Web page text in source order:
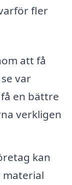
fler
att få
var
en bättre
verkligen
kan
material